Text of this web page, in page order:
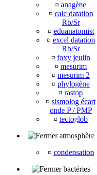
¤ anagène
¤ calc datation
Rb/Sr
¤ eduanatomist
¤ excel datation
Rb/Sr
¤ foxy jeulin
¤ mesurim
¤ mesurim 2
¤ phylogène
¤ rastop
¤ sismolog écart
onde P / PMP
¤ tectoglob
atmosphère
¤ condensation
bactéries